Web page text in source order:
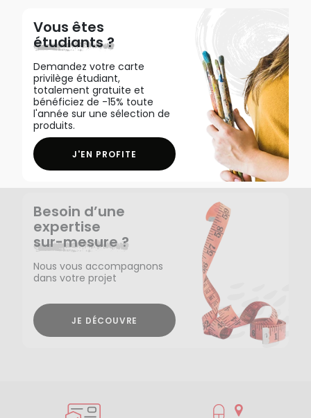
Vous êtes
étudiants ?
Demandez votre carte
privilège étudiant,
totalement gratuite et
bénéficiez de -15% toute
l'année sur une sélection de
produits.
J'EN PROFITE
Besoin d’une
expertise
sur-mesure ?
Nous vous accompagnons
dans votre projet
JE DÉCOUVRE